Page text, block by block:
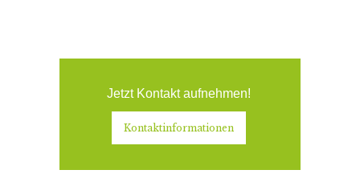
Jetzt Kontakt aufnehmen!
Kontaktinformationen